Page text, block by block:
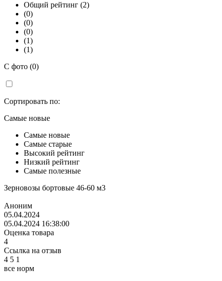
Общий рейтинг (2)
(0)
(0)
(0)
(1)
(1)
С фото (0)
Сортировать по:
Самые новые
Самые новые
Самые старые
Высокий рейтинг
Низкий рейтинг
Самые полезные
Зерновозы бортовые 46-60 м3
Аноним
05.04.2024
05.04.2024 16:38:00
Оценка товара
4
Ссылка на отзыв
4 5 1
все норм